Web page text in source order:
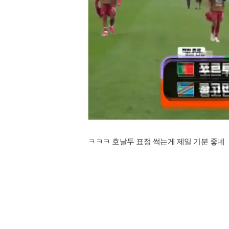
ㅋㅋㅋ 호날두 표정 썩는게 제일 기분 좋네